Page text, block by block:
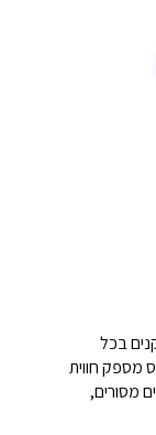
בכל
מספק חווית
מסורים,